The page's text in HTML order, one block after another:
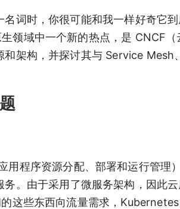
词时，你很可能和我一样好奇它
域中一个新的热点，是 CNCF（
架构，并探讨其与 Service Mesh
程序资源分配、部署和运行管理
。由于采用了微服务架构，因此
这些东西向流量需求，Kubernetes